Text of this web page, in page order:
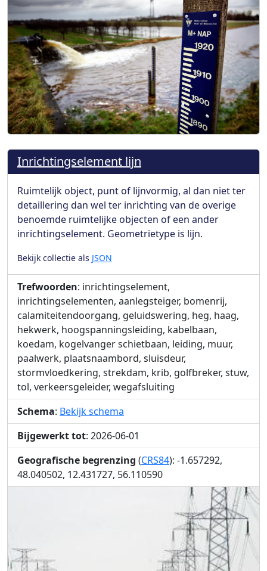
Inrichtingselement lijn
Ruimtelijk object, punt of lijnvormig, al dan niet ter
detaillering dan wel ter inrichting van de overige
benoemde ruimtelijke objecten of een ander
inrichtingselement. Geometrietype is lijn.
Bekijk collectie als JSON
Trefwoorden: inrichtingselement,
inrichtingselementen, aanlegsteiger, bomenrij,
calamiteitendoorgang, geluidswering, heg, haag,
hekwerk, hoogspanningsleiding, kabelbaan,
koedam, kogelvanger schietbaan, leiding, muur,
paalwerk, plaatsnaambord, sluisdeur,
stormvloedkering, strekdam, krib, golfbreker, stuw,
tol, verkeersgeleider, wegafsluiting
Schema: Bekijk schema
Bijgewerkt tot: 2026-06-01
Geografische begrenzing (CRS84): -1.657292,
48.040502, 12.431727, 56.110590